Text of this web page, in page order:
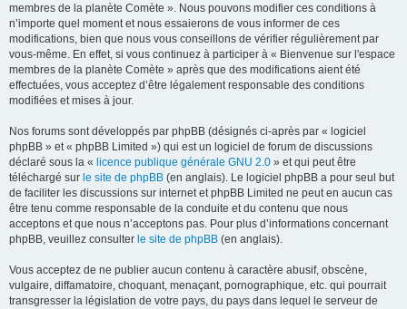
membres de la planète Comète ». Nous pouvons modifier ces conditions à
n’importe quel moment et nous essaierons de vous informer de ces
modifications, bien que nous vous conseillons de vérifier régulièrement par
vous-même. En effet, si vous continuez à participer à « Bienvenue sur l'espace
membres de la planète Comète » après que des modifications aient été
effectuées, vous acceptez d’être légalement responsable des conditions
modifiées et mises à jour.
Nos forums sont développés par phpBB (désignés ci-après par « logiciel
phpBB » et « phpBB Limited ») qui est un logiciel de forum de discussions
déclaré sous la « licence publique générale GNU 2.0 » et qui peut être
téléchargé sur le site de phpBB (en anglais). Le logiciel phpBB a pour seul but
de faciliter les discussions sur internet et phpBB Limited ne peut en aucun cas
être tenu comme responsable de la conduite et du contenu que nous
acceptons et que nous n’acceptons pas. Pour plus d’informations concernant
phpBB, veuillez consulter le site de phpBB (en anglais).
Vous acceptez de ne publier aucun contenu à caractère abusif, obscène,
vulgaire, diffamatoire, choquant, menaçant, pornographique, etc. qui pourrait
transgresser la législation de votre pays, du pays dans lequel le serveur de